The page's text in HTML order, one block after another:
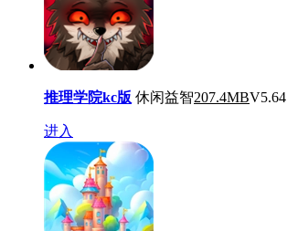
推理学院kc版 休闲益智207.4MBV5.64
进入